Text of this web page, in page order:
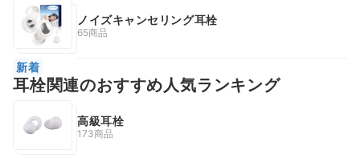
ノイズキャンセリング耳栓
65商品
新着
耳栓関連のおすすめ人気ランキング
高級耳栓
173商品